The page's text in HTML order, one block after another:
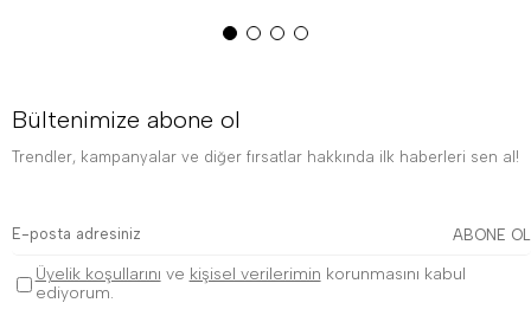
Bültenimize abone ol
Trendler, kampanyalar ve diğer fırsatlar hakkında ilk haberleri sen al!
ABONE OL
Üyelik koşullarını ve kişisel verilerimin korunmasını kabul
ediyorum.